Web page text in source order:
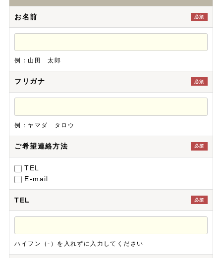
お名前 必須
例：山田 太郎
フリガナ 必須
例：ヤマダ タロウ
ご希望連絡方法 必須
TEL
E-mail
TEL 必須
ハイフン（-）を入れずに入力してください